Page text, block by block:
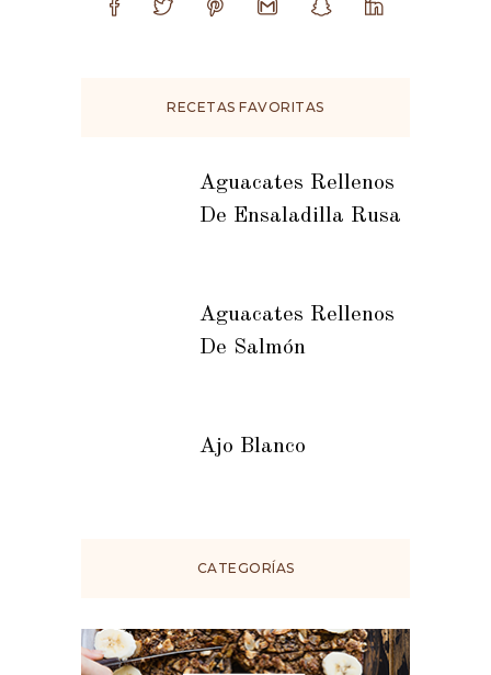
RECETAS FAVORITAS
Aguacates Rellenos
De Ensaladilla Rusa
Aguacates Rellenos
De Salmón
Ajo Blanco
CATEGORÍAS